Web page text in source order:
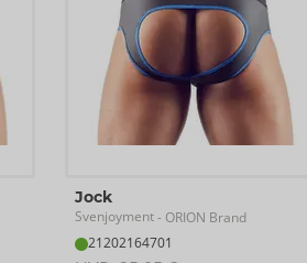
Jock
Svenjoyment- ORION Brand
21202164701